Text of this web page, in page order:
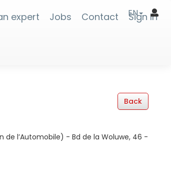
expert Jobs Contact Sign In
EN
de l’Automobile) - Bd de la Woluwe, 46 -